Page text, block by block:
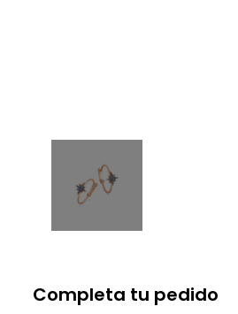
Completa tu pedido